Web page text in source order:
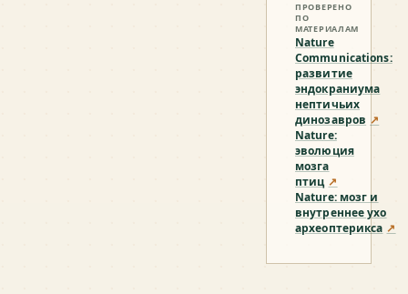
ПРОВЕРЕНО
ПО
МАТЕРИАЛАМ
Nature
Communications:
развитие
эндокраниума
нептичьих
динозавров ↗
Nature:
эволюция
мозга
птиц ↗
Nature: мозг и
внутреннее ухо
археоптерикса ↗